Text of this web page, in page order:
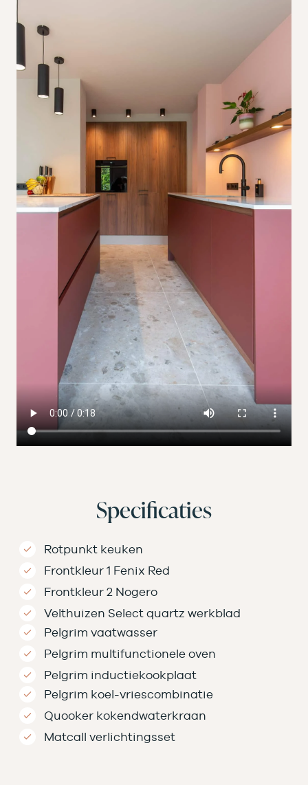
Specificaties
Rotpunkt keuken
Frontkleur 1 Fenix Red
Frontkleur 2 Nogero
Velthuizen Select quartz werkblad
Pelgrim vaatwasser
Pelgrim multifunctionele oven
Pelgrim inductiekookplaat
Pelgrim koel-vriescombinatie
Quooker kokendwaterkraan
Matcall verlichtingsset